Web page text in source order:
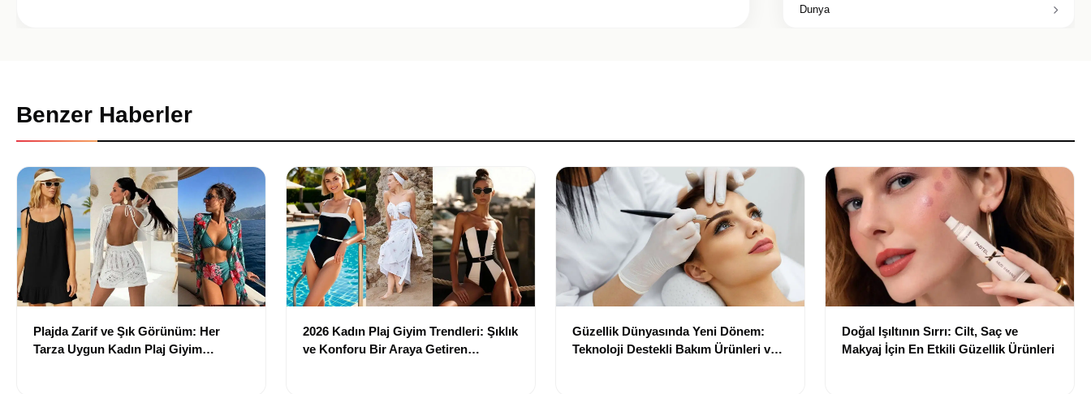
Dunya
Benzer Haberler
Plajda Zarif ve Şık Görünüm: Her
Tarza Uygun Kadın Plaj Giyim
2026 Kadın Plaj Giyim Trendleri: Şıklık
ve Konforu Bir Araya Getiren
Güzellik Dünyasında Yeni Dönem:
Teknoloji Destekli Bakım Ürünleri ve
Doğal Işıltının Sırrı: Cilt, Saç ve
Makyaj İçin En Etkili Güzellik Ürünleri